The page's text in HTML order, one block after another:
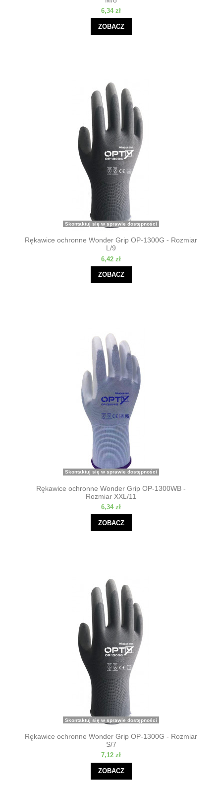
6,34 zł
ZOBACZ
Skontaktuj się w sprawie dostępności
Rękawice ochronne Wonder Grip OP-1300G - Rozmiar
L/9
6,42 zł
ZOBACZ
Skontaktuj się w sprawie dostępności
Rękawice ochronne Wonder Grip OP-1300WB -
Rozmiar XXL/11
6,34 zł
ZOBACZ
Skontaktuj się w sprawie dostępności
Rękawice ochronne Wonder Grip OP-1300G - Rozmiar
S/7
7,12 zł
ZOBACZ